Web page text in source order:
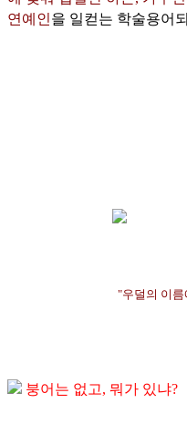
연예인을 일컫는 학술용어
"우덜의 이름
붕어는 없고, 뭐가 있냐?